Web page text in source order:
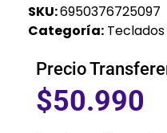
SKU:6950376725097
Categoría:
Precio
$50.990